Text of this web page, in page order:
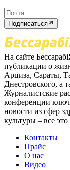
Подписаться
На сайте
публикации о
Арциза, Сараты,
Днестровского, а
Журналистские
конференции
новости из сфер
культуры – все
Контакты
Прайс
О нас
Видео